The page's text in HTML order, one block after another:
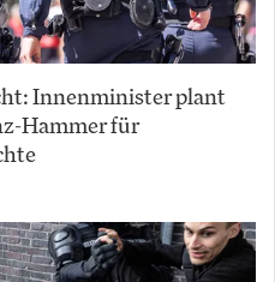
Innenminister plant
Hammer für